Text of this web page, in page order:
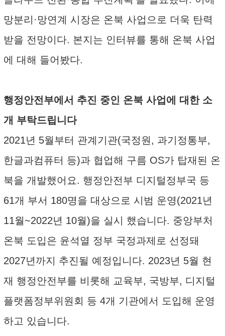
망분리·망연계 시장은 온북 사업으로 더욱 탄력
받을 전망이다. 본지는 인터뷰를 통해 온북 사업
에 대해 들어봤다.
행정안전부에서 추진 중인 온북 사업에 대한 소
개 부탁드립니다
2021년 5월부터 관계기관(국정원, 과기정통부,
한글과컴퓨터 등)과 협업해 구름 OS가 탑재된 온
북을 개발했어요. 행정안전부 디지털정부국 등
61개 부서 180명을 대상으로 시범 운영(2021년
11월~2022년 10월)을 실시 했습니다. 중앙부처
온북 도입은 윤석열 정부 국정과제로 선정돼
2027년까지 추진될 예정입니다. 2023년 5월 현
재 행정안전부를 비롯해 교육부, 국방부, 디지털
플랫폼정부위원회 등 4개 기관에서 도입해 운영
하고 있습니다.